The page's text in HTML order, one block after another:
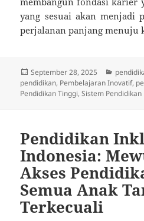
yang sesuai akan menjadi
perjalanan panjang menuju
Posted
on
September 28, 2025
pendidikan, Pembelajaran Inovatif,
Pendidikan Tinggi,Sistem Pendidikan
Pendidikan
Indonesia:
Akses
Semua Anak
Terkecuali